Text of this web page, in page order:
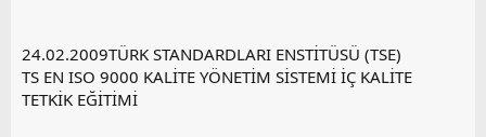
24.02.2009TÜRK STANDARDLARI ENSTİTÜSÜ (TSE)
TS EN ISO 9000 KALİTE YÖNETİM SİSTEMİ İÇ KALİTE
TETKİK EĞİTİMİ